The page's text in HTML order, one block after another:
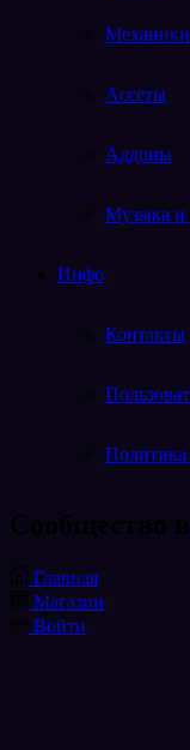
Механики
Ассеты
Аддоны
Музыка и
Инфо
Контакты
Политика
Telegram
Главная
Магазин
Войти